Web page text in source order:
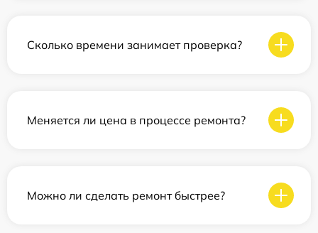
Сколько времени занимает проверка?
Меняется ли цена в процессе ремонта?
Можно ли сделать ремонт быстрее?